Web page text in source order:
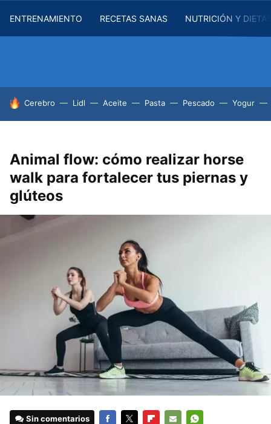
ENTRENAMIENTO RECETAS SANAS NUTRICIÓN Y
HOY SE HABLA DE
Cerebro Lidl Aceite Pasta Pescado Yogur
Animal flow: cómo realizar horse
walk para fortalecer tus piernas y
glúteos
Sin comentarios